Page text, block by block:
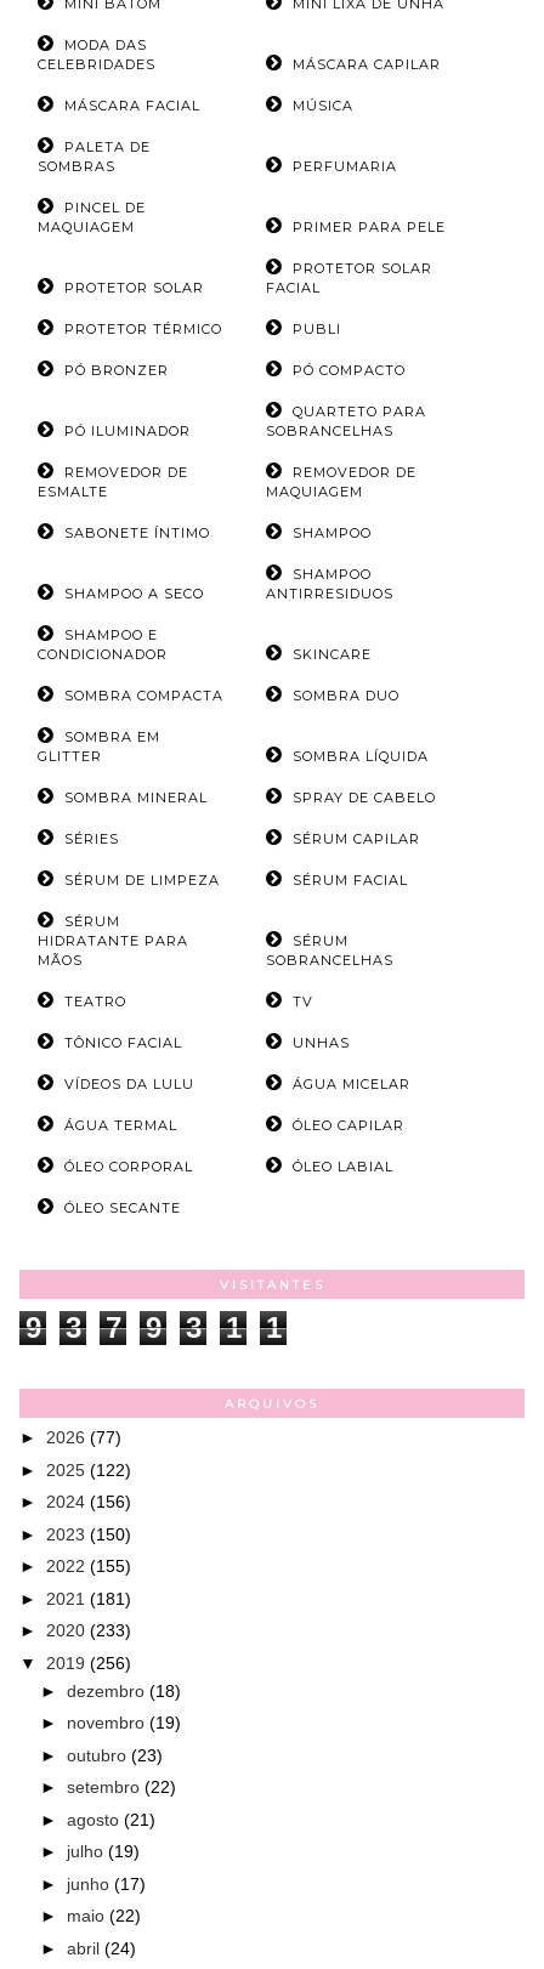
MINI BATOM MINI LIXA DE UNHA
MODA DAS
CELEBRIDADES
MÁSCARA CAPILAR
MÁSCARA FACIAL MÚSICA
PALETA DE
SOMBRAS
PERFUMARIA
PINCEL DE
MAQUIAGEM
PRIMER PARA PELE
PROTETOR SOLAR
PROTETOR SOLAR
FACIAL
PROTETOR TÉRMICO PUBLI
PÓ BRONZER PÓ COMPACTO
PÓ ILUMINADOR
QUARTETO PARA
SOBRANCELHAS
REMOVEDOR DE
ESMALTE
REMOVEDOR DE
MAQUIAGEM
SABONETE ÍNTIMO SHAMPOO
SHAMPOO A SECO
SHAMPOO
ANTIRRESIDUOS
SHAMPOO E
CONDICIONADOR
SKINCARE
SOMBRA COMPACTA SOMBRA DUO
SOMBRA EM
GLITTER
SOMBRA LÍQUIDA
SOMBRA MINERAL SPRAY DE CABELO
SÉRIES SÉRUM CAPILAR
SÉRUM DE LIMPEZA SÉRUM FACIAL
SÉRUM
HIDRATANTE PARA
MÃOS
SÉRUM
SOBRANCELHAS
TEATRO TV
TÔNICO FACIAL UNHAS
VÍDEOS DA LULU ÁGUA MICELAR
ÁGUA TERMAL ÓLEO CAPILAR
ÓLEO CORPORAL ÓLEO LABIAL
ÓLEO SECANTE
VISITANTES
9 3 7 9 3 1 1
ARQUIVOS
► 2026 (77)
► 2025 (122)
► 2024 (156)
► 2023 (150)
► 2022 (155)
► 2021 (181)
► 2020 (233)
▼ 2019 (256)
► dezembro (18)
► novembro (19)
► outubro (23)
► setembro (22)
► agosto (21)
► julho (19)
► junho (17)
► maio (22)
► abril (24)